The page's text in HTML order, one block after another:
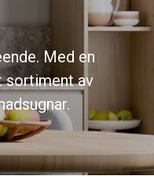
Med en
sortiment av